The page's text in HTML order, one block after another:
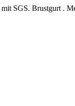
SGS. Brustgurt .